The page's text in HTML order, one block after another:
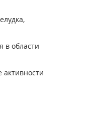
в области